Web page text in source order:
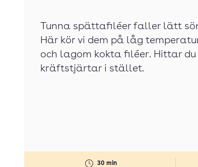
30 min
Tunna spättafiléer faller lätt
Här kör vi dem på låg
och lagom kokta filéer. Hittar
kräftstjärtar i stället.